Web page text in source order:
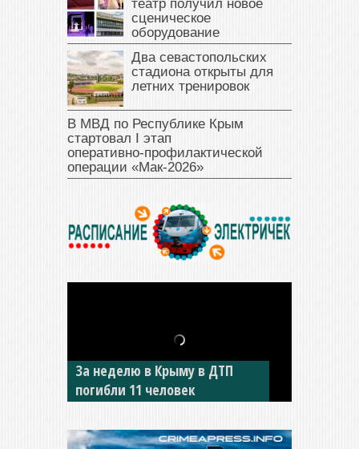
театр получил новое
сценическое
оборудование
Два севастопольских
стадиона открыты для
летних тренировок
В МВД по Республике Крым
стартовал I этап
оперативно‑профилактической
операции «Мак‑2026»
За неделю в Крыму в ДТП
погибли 11 человек
В Джанкое водитель ВАЗа
сбил двух детей на «зебре»